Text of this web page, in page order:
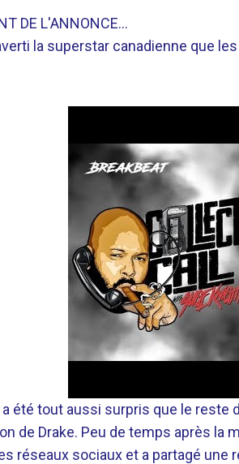
DE L'ANNONCE…
la superstar canadienne que
a été tout aussi surpris que le
de Drake. Peu de temps après la
réseaux sociaux et a partagé